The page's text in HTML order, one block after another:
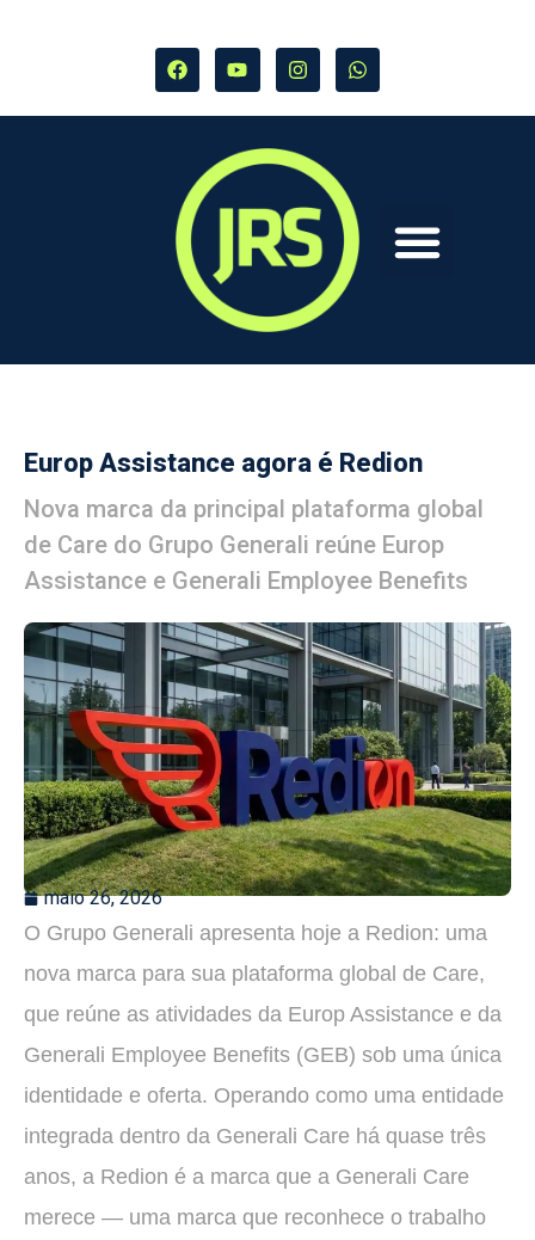
Europ Assistance agora é Redion
Nova marca da principal plataforma global
de Care do Grupo Generali reúne Europ
Assistance e Generali Employee Benefits
maio 26, 2026
O Grupo Generali apresenta hoje a Redion: uma
nova marca para sua plataforma global de Care,
que reúne as atividades da Europ Assistance e da
Generali Employee Benefits (GEB) sob uma única
identidade e oferta. Operando como uma entidade
integrada dentro da Generali Care há quase três
anos, a Redion é a marca que a Generali Care
merece — uma marca que reconhece o trabalho